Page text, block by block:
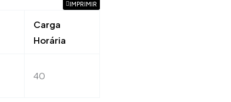
IMPRIMIR
Carga
Horária
40